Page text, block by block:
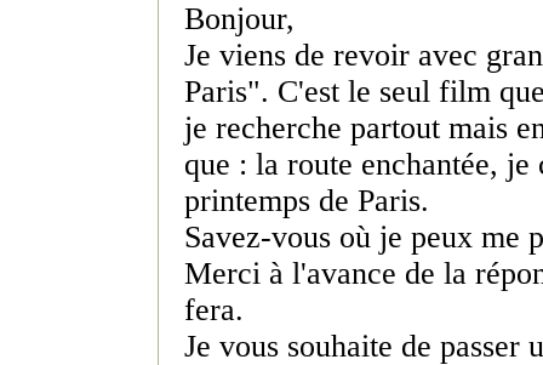
Bonjour,
Je viens de revoir avec
Paris". C'est le seul film
je recherche partout mais
que : la route enchantée,
printemps de Paris.
Savez-vous où je peux me
Merci à l'avance de la
fera.
Je vous souhaite de passer